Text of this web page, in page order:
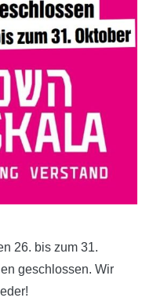
26. bis zum 31.
geschlossen. Wir